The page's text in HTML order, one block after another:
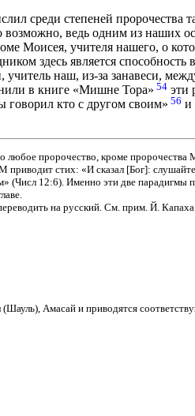
среди степеней пророчества
ведь одним из наших
Моисея, учителя нашего, о
здесь является
наш, из-за занавеси,
в книге «Мишне Тора» 54 эти
говорил кто с другом своим» 56 и
пророчество, кроме пророчества
стих: «И сказал [Бог]:
(Числ 12:6). Именно эти две парадигмы
на русский. См. прим. Й.
Амасай и приводятся